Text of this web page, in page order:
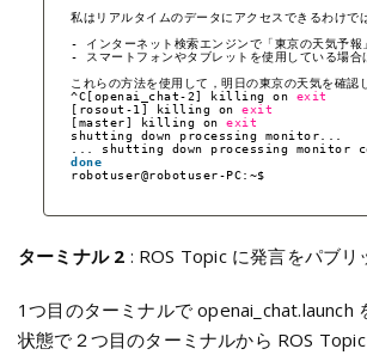
私はリアルタイムのデータにアクセスできるわけ
- インターネット検索エンジンで「東京の天気予報
- スマートフォンやタブレットを使用している場
これらの方法を使用して，明日の東京の天気を確
^C[openai_chat-2] killing on exit
[rosout-1] killing on exit
[master] killing on exit
shutting down processing monitor...
... shutting down processing monitor
done
robotuser@robotuser-PC:~$
ターミナル 2 : ROS Topic に発言をパブリ
1つ目のターミナルで openai_chat.launch
状態で２つ目のターミナルから ROS